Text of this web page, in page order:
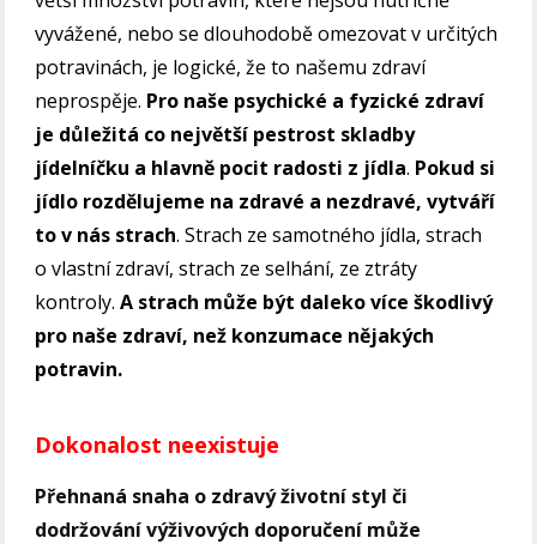
vyvážené, nebo se dlouhodobě omezovat v určitých
potravinách, je logické, že to našemu zdraví
neprospěje. Pro naše psychické a fyzické zdraví
je důležitá co největší pestrost skladby
jídelníčku a hlavně pocit radosti z jídla. Pokud si
jídlo rozdělujeme na zdravé a nezdravé, vytváří
to v nás strach. Strach ze samotného jídla, strach
o vlastní zdraví, strach ze selhání, ze ztráty
kontroly.A strach může být daleko více škodlivý
pro naše zdraví, než konzumace nějakých
potravin.
Dokonalost neexistuje
Přehnaná snaha o zdravý životní styl či
dodržování výživových doporučení může